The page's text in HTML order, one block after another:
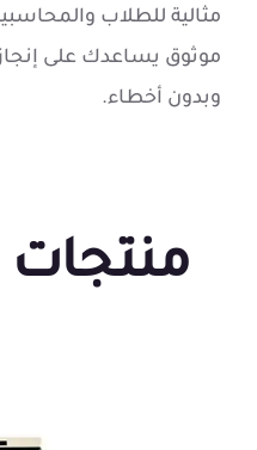
مثالية للطلاب
موثوق يساعدك على
وبدون أخطاء.